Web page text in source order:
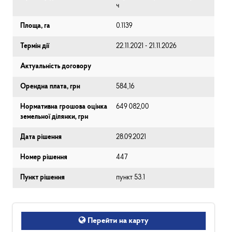
ч
Площа, га 0.1139
Термін дії 22.11.2021 - 21.11.2026
Актуальність договору
Орендна плата, грн 584,16
Нормативна грошова оцінка
земельної ділянки, грн
649 082,00
Дата рішення 28.09.2021
Номер рішення 447
Пункт рішення пункт 53.1
Перейти на карту